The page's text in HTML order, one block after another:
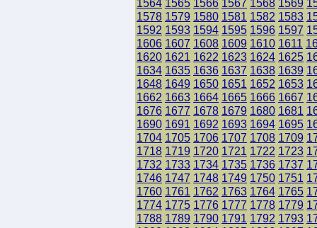
1564 1565 1566 1567 1568 1569
1578 1579 1580 1581 1582 1583
1592 1593 1594 1595 1596 1597
1606 1607 1608 1609 1610 1611
1620 1621 1622 1623 1624 1625
1634 1635 1636 1637 1638 1639
1648 1649 1650 1651 1652 1653
1662 1663 1664 1665 1666 1667
1676 1677 1678 1679 1680 1681
1690 1691 1692 1693 1694 1695
1704 1705 1706 1707 1708 1709
1718 1719 1720 1721 1722 1723
1732 1733 1734 1735 1736 1737
1746 1747 1748 1749 1750 1751
1760 1761 1762 1763 1764 1765
1774 1775 1776 1777 1778 1779
1788 1789 1790 1791 1792 1793